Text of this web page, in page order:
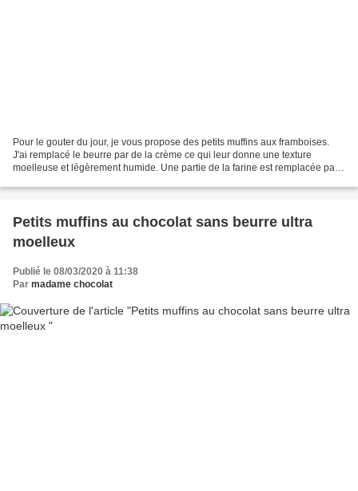
Pour le gouter du jour, je vous propose des petits muffins aux framboises.
J'ai remplacé le beurre par de la crème ce qui leur donne une texture
moelleuse et légèrement humide. Une partie de la farine est remplacée par
Petits muffins au chocolat sans beurre ultra
moelleux
Publié le 08/03/2020 à 11:38
Par madame chocolat